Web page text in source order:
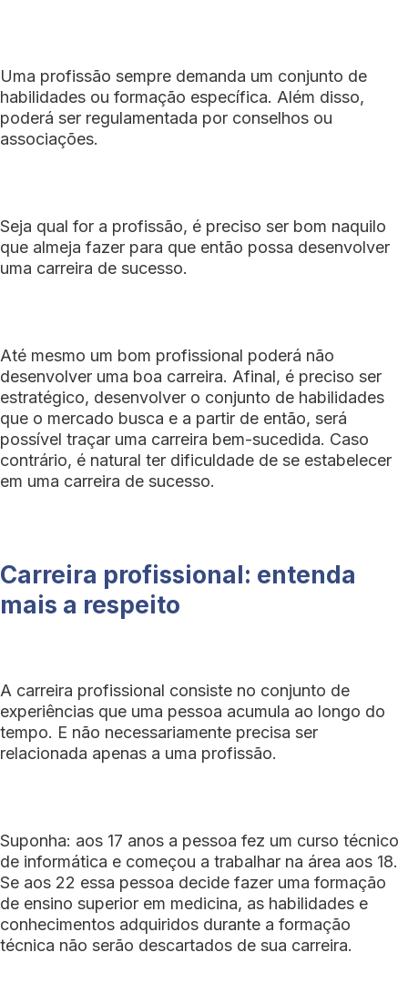
Uma profissão sempre demanda um conjunto de
habilidades ou formação específica. Além disso,
poderá ser regulamentada por conselhos ou
associações.
Seja qual for a profissão, é preciso ser bom naquilo
que almeja fazer para que então possa desenvolver
uma carreira de sucesso.
Até mesmo um bom profissional poderá não
desenvolver uma boa carreira. Afinal, é preciso ser
estratégico, desenvolver o conjunto de habilidades
que o mercado busca e a partir de então, será
possível traçar uma carreira bem-sucedida. Caso
contrário, é natural ter dificuldade de se estabelecer
em uma carreira de sucesso.
Carreira profissional: entenda
mais a respeito
A carreira profissional consiste no conjunto de
experiências que uma pessoa acumula ao longo do
tempo. E não necessariamente precisa ser
relacionada apenas a uma profissão.
Suponha: aos 17 anos a pessoa fez um curso técnico
de informática e começou a trabalhar na área aos 18.
Se aos 22 essa pessoa decide fazer uma formação
de ensino superior em medicina, as habilidades e
conhecimentos adquiridos durante a formação
técnica não serão descartados de sua carreira.